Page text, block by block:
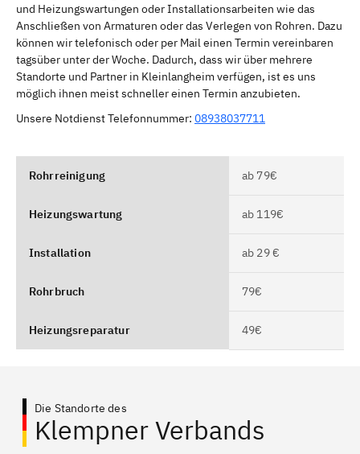
und Heizungswartungen oder Installationsarbeiten wie das
Anschließen von Armaturen oder das Verlegen von Rohren. Dazu
können wir telefonisch oder per Mail einen Termin vereinbaren
tagsüber unter der Woche. Dadurch, dass wir über mehrere
Standorte und Partner in Kleinlangheim verfügen, ist es uns
möglich ihnen meist schneller einen Termin anzubieten.
Unsere Notdienst Telefonnummer: 08938037711
Rohrreinigung ab 79€
Heizungswartung ab 119€
Installation ab 29 €
Rohrbruch 79€
Heizungsreparatur 49€
Die Standorte des
Klempner Verbands